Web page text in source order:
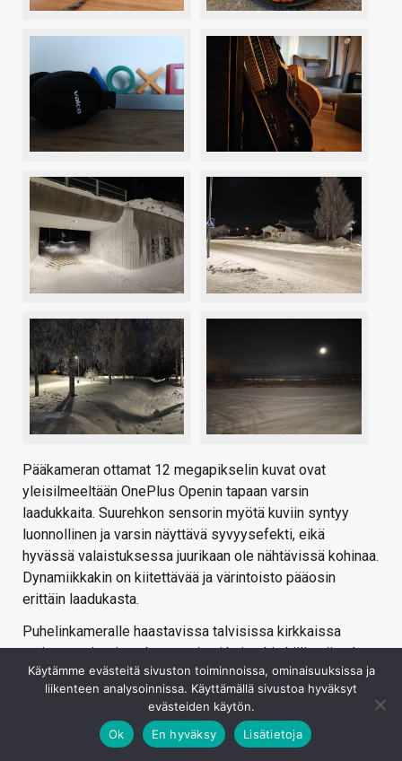
Pääkameran ottamat 12 megapikselin kuvat ovat
yleisilmeeltään OnePlus Openin tapaan varsin
laadukkaita. Suurehkon sensorin myötä kuviin syntyy
luonnollinen ja varsin näyttävä syvyysefekti, eikä
hyvässä valaistuksessa juurikaan ole nähtävissä kohinaa.
Dynamiikkakin on kiitettävää ja värintoisto pääosin
erittäin laadukasta.
Puhelinkameralle haastavissa talvisissa kirkkaissa
auringonpaisteissa kontrasti voi kuitenkin kääntyä turhan
voimakkaaksi tuottaen korostetun näköisiä lopputuloksia.
Myös valkotasapaino voi samoissa tilanteissa taittaa
hieman liian sinertäväksi. Pikselitasolla jälki on hyvää
perustasoa, eli terävöitystä on havaittavissa kohtalaisen
Käytämme evästeitä sivuston toiminnoissa, ominaisuuksissa ja
liikenteen analysoinnissa. Käyttämällä sivustoa hyväksyt
evästeiden käytön.
Ok
En hyväksy Lisätietoja